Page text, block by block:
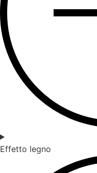
Effetto legno